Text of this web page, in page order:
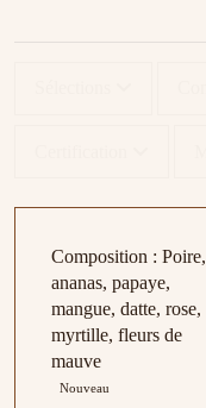
Composition : Poire,
ananas, papaye,
mangue, datte, rose,
myrtille, fleurs de
mauve
Nouveau